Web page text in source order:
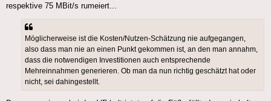
respektive 75 MBit/s rumeiert...
Möglicherweise ist die Kosten/Nutzen-Schätzung nie aufgegangen,
also dass man nie an einen Punkt gekommen ist, an den man annahm,
dass die notwendigen Investitionen auch entsprechende
Mehreinnahmen generieren. Ob man da nun richtig geschätzt hat oder
nicht, sei dahingestellt.